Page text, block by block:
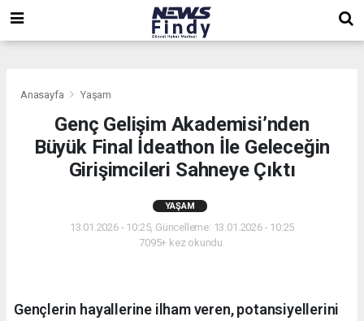
Anasayfa Yaşam
Genç Gelişim Akademisi’nden
Büyük Final İdeathon İle Geleceğin
Girişimcileri Sahneye Çıktı
YAŞAM
13.01.2026 - 10:25, Güncelleme: 13.01.2026 - 10:25
7095+ kez okundu.
Gençlerin hayallerine ilham veren, potansiyellerini